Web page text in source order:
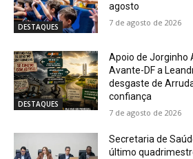
DESTAQUES
agosto
7 de agosto de 2026
DESTAQUES
Apoio de Jorginho
Avante-DF a
desgaste de
confiança
7 de agosto de 2026
Secretaria de
último